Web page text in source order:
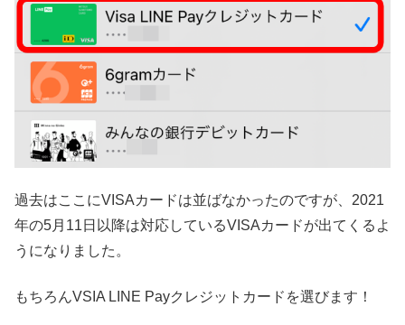
過去はここにVISAカードは並ばなかったのですが、2021
年の5月11日以降は対応しているVISAカードが出てくるよ
うになりました。
もちろんVSIA LINE Payクレジットカードを選びます！